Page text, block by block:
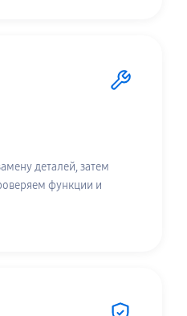
деталей, затем
функции и